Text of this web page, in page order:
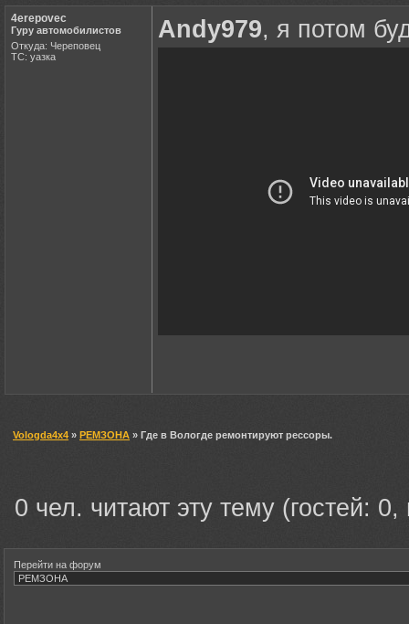
4erepovec
Гуру автомобилистов
Откуда: Череповец
ТС: уазка
Andy979, я потом
Vologda4x4 » РЕМЗОНА » Где в Вологде ремонтируют рессоры.
0 чел. читают эту тему (гостей:
Перейти на форум